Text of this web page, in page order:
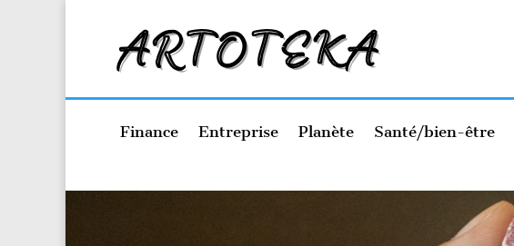
Finance Entreprise Planète Santé/bien-être